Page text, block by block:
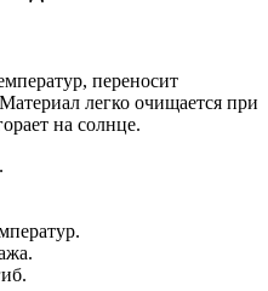
переносит
легко очищается при
на солнце.